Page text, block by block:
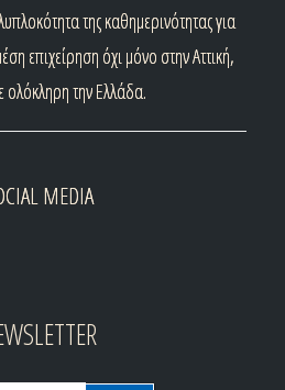
της καθημερινότητας για
επιχείρηση όχι μόνο στην Αττική,
ολόκληρη την Ελλάδα.
MEDIA